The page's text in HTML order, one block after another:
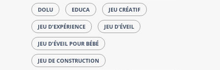
DOLU EDUCA JEU CRÉATIF
JEU D'EXPÉRIENCE JEU D'ÉVEIL
JEU D'ÉVEIL POUR BÉBÉ
JEU DE CONSTRUCTION